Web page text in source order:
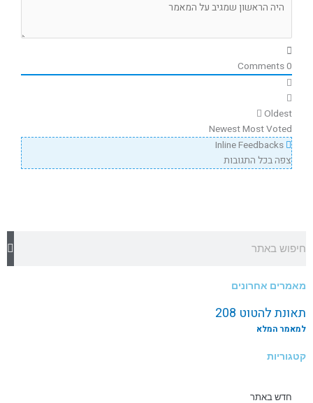
0
Oldest
NewestMost Voted
צפה בכל התגובות
מאמרים אחרונים
תאונת להטוט 208
למאמר המלא
קטגוריות
חדש באתר